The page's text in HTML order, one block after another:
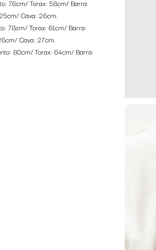
76cm/ Torax: 58cm/ Barra:
Cava: 26cm.
78cm/ Torax: 61cm/ Barra:
Cava: 27cm.
80cm/ Torax: 64cm/ Barra: